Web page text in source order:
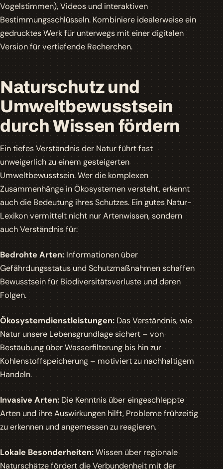
Vogelstimmen), Videos und interaktiven
Bestimmungsschlüsseln. Kombiniere idealerweise ein
gedrucktes Werk für unterwegs mit einer digitalen
Version für vertiefende Recherchen.
Naturschutz und
Umweltbewusstsein
durch Wissen fördern
Ein tiefes Verständnis der Natur führt fast
unweigerlich zu einem gesteigerten
Umweltbewusstsein. Wer die komplexen
Zusammenhänge in Ökosystemen versteht, erkennt
auch die Bedeutung ihres Schutzes. Ein gutes Natur-
Lexikon vermittelt nicht nur Artenwissen, sondern
auch Verständnis für:
Bedrohte Arten:Informationen über
Gefährdungsstatus und Schutzmaßnahmen schaffen
Bewusstsein für Biodiversitätsverluste und deren
Folgen.
Ökosystemdienstleistungen:Das Verständnis, wie
Natur unsere Lebensgrundlage sichert – von
Bestäubung über Wasserfilterung bis hin zur
Kohlenstoffspeicherung – motiviert zu nachhaltigem
Handeln.
Invasive Arten:Die Kenntnis über eingeschleppte
Arten und ihre Auswirkungen hilft, Probleme frühzeitig
zu erkennen und angemessen zu reagieren.
Lokale Besonderheiten:Wissen über regionale
Naturschätze fördert die Verbundenheit mit der